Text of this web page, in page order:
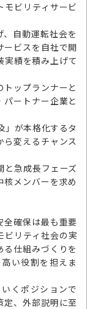
モビリティサービ
、自動運転社会を
ービスを自社で開
実績を積み上げて
ップランナーと
パートナー企業と
」が本格化するタ
ら変えるチャンス
と急成長フェーズ
メンバーを求め
確保は最も重要
ビリティ社会の実
る仕組みづくりを
い役割を担えま
くポジションで
定、外部説明に至